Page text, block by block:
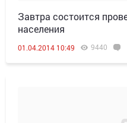
Завтра состоится
населения
01.04.2014 10:49 9440